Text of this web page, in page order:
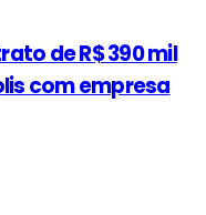
de R$ 390 mil
com empresa